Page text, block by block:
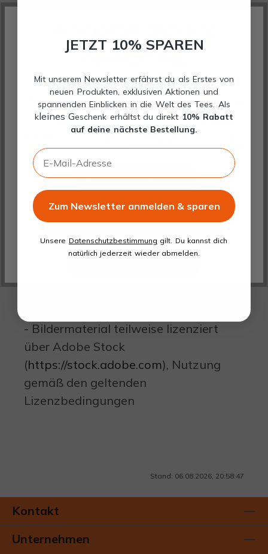
- eigenes Datenmaterial und eigene
Auswertungen der Schlürf GmbH
- kostenlose Bilderdatenbanken wie
https://pixabay.com,
https://www.pexels.com/de-de/
gewerbliche Nutzung)
- einige Bilder und textliche Inhalte
wurde mit der Unterstützung von
künstlicher Intelligenz und
- Bildermaterial teilweise lizenziert
über Adobe Stock
(https://stock.adobe.com), Nutzung
gemäß den geltenden
Lizenzbedingungen
Stand: 06.08.2026, 20:58:47
Kontakt
Unternehmen
Diese Website verwendet Cookies, um
Ihnen die bestmögliche Funktionalität
bieten zu können...Mehr Informationen
Alle Cookies akzeptieren
Gewählte Cookies akzeptieren
Nur funktionale Cookies akzeptieren
JETZT 10% SPAREN
Mit unserem Newsletter erfährst du als Erstes von
neuen Produkten, exklusiven Aktionen und
spannenden Einblicken in die Welt des Tees. Als
kleines Geschenk erhältst du direkt 10% Rabatt
auf deine nächste Bestellung.
E-Mail-Adresse
Zum Newsletter anmelden & sparen
Unsere Datenschutzbestimmung gilt. Du kannst dich
natürlich jederzeit wieder abmelden.